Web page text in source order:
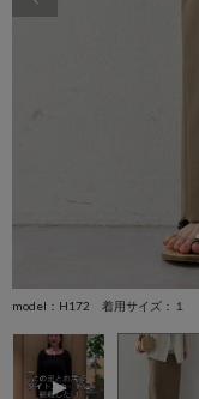
model：H172 着用サイズ：１